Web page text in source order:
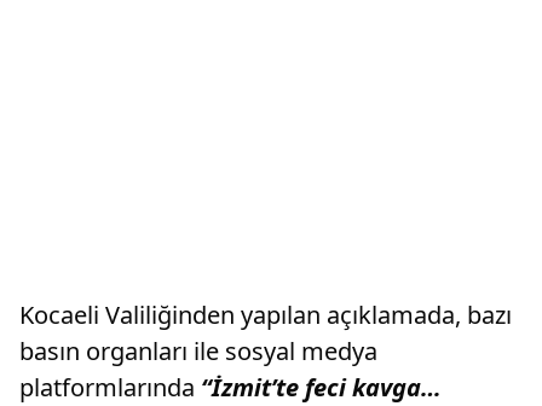
Kocaeli Valiliğinden yapılan açıklamada, bazı
basın organları ile sosyal medya
platformlarında “İzmit’te feci kavga…